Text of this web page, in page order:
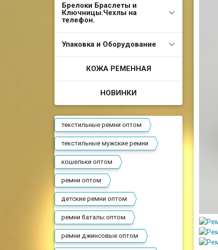
Брелоки Браслеты и
Ключницы.Чехлы на
телефон.
Упаковка и Оборудование
КОЖА РЕМЕННАЯ
НОВИНКИ
текстильные ремни оптом
текстильные мужские ремни
кошельки оптом
ремни оптом
детские ремни оптом
ремни баталы оптом
ремни джинсовые оптом